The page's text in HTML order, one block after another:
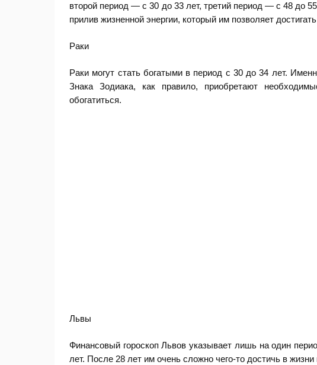
второй период — с 30 до 33 лет, третий период — с 48 до
прилив жизненной энергии, который им позволяет
Раки
Раки могут стать богатыми в период с 30 до 34 лет.
Знака Зодиака, как правило, приобретают
обогатиться.
Львы
Финансовый гороскоп Львов указывает лишь на один
лет. После 28 лет им очень сложно чего-то достичь в жизни